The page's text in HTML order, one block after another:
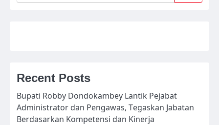
Recent Posts
Bupati Robby Dondokambey Lantik Pejabat
Administrator dan Pengawas, Tegaskan Jabatan
Berdasarkan Kompetensi dan Kinerja